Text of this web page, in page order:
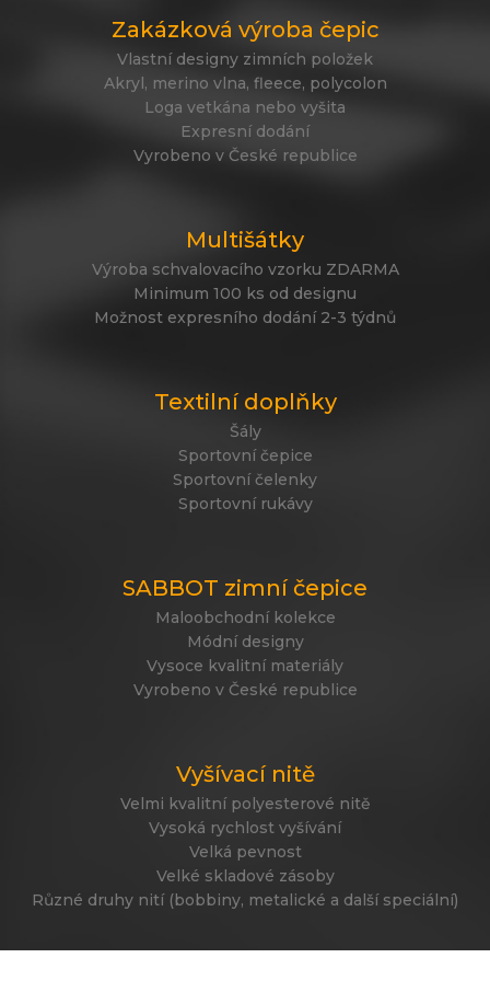
Zakázková výroba čepic
Vlastní designy zimních položek
Akryl, merino vlna, fleece, polycolon
Loga vetkána nebo vyšita
Expresní dodání
Vyrobeno v České republice
Multišátky
Výroba schvalovacího vzorku ZDARMA
Minimum 100 ks od designu
Možnost expresního dodání 2-3 týdnů
Textilní doplňky
Šály
Sportovní čepice
Sportovní čelenky
Sportovní rukávy
SABBOT zimní čepice
Maloobchodní kolekce
Módní designy
Vysoce kvalitní materiály
Vyrobeno v České republice
Vyšívací nitě
Velmi kvalitní polyesterové nitě
Vysoká rychlost vyšívání
Velká pevnost
Velké skladové zásoby
Různé druhy nití (bobbiny, metalické a další speciální)